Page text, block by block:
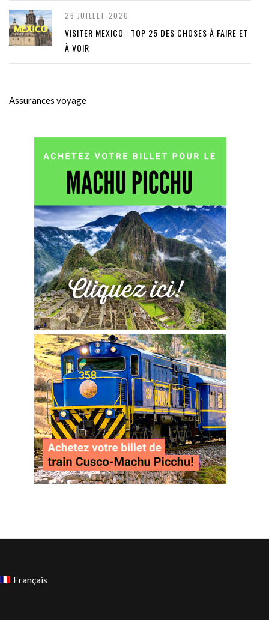
26 JUILLET 2020
VISITER MEXICO : TOP 25 DES CHOSES À FAIRE ET
À VOIR
Assurances voyage
Français